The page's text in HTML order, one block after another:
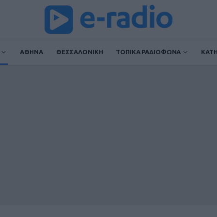
ΑΘΗΝΑ ΘΕΣΣΑΛΟΝΙΚΗ ΤΟΠΙΚΑ ΡΑΔΙΟΦΩΝΑ